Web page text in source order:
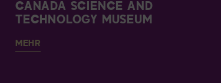
CANADA SCIENCE AND
TECHNOLOGY MUSEUM
MEHR